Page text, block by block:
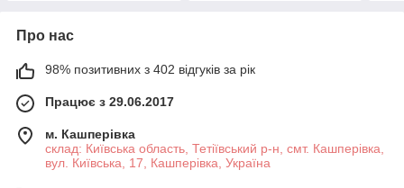
Про нас
98% позитивних з 402 відгуків за рік
Працює з 29.06.2017
м. Кашперівка
склад: Київська область, Тетіївський р-н, смт. Кашперівка,
вул. Київська, 17, Кашперівка, Україна